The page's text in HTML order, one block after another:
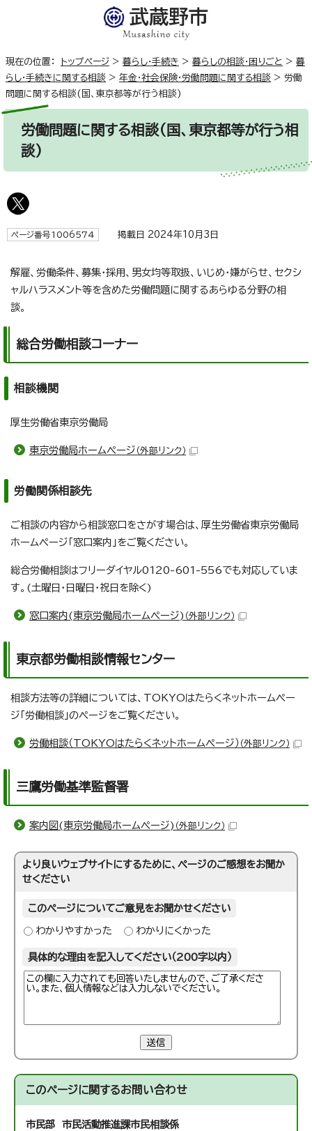
現在の位置： トップページ > 暮らし・手続き > 暮らしの相談・困りごと > 暮
らし・手続きに関する相談 > 年金・社会保険・労働問題に関する相談 > 労働
問題に関する相談(国、東京都等が行う相談)
労働問題に関する相談(国、東京都等が行う相
談)
ページ番号1006574 掲載日 2024年10月3日
解雇、労働条件、募集・採用、男女均等取扱、いじめ・嫌がらせ、セクシ
ャルハラスメント等を含めた労働問題に関するあらゆる分野の相
談。
総合労働相談コーナー
相談機関
厚生労働省東京労働局
東京労働局ホームページ （外部リンク）
労働関係相談先
ご相談の内容から相談窓口をさがす場合は、厚生労働省東京労働局
ホームページ「窓口案内」をご覧ください。
総合労働相談はフリーダイヤル0120-601-556でも対応していま
す。(土曜日・日曜日・祝日を除く)
窓口案内(東京労働局ホームページ) （外部リンク）
東京都労働相談情報センター
相談方法等の詳細については、TOKYOはたらくネットホームペー
ジ「労働相談」のページをご覧ください。
労働相談（TOKYOはたらくネットホームページ） （外部リンク）
三鷹労働基準監督署
案内図(東京労働局ホームページ) （外部リンク）
より良いウェブサイトにするために、ページのご感想をお聞か
せください
このページについてご意見をお聞かせください
わかりやすかった わかりにくかった
具体的な理由を記入してください（200字以内）
送信
このページに関するお問い合わせ
市民部 市民活動推進課市民相談係